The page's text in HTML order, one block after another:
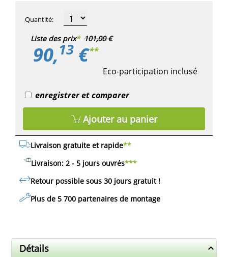
Liste des prix* 101,00 €
90,13 €**
Eco-participation inclusé
Livraison gratuite et rapide**
Livraison: 2 - 5 jours ouvrés***
Retour possible sous 30 jours gratuit!
Plus de 5 700 partenaires de montage
Quantité:
enregistrer et comparer
Ajouter au panier
Détails